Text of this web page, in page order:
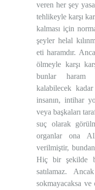
veren her şey
tehlikeyle karşı
kalması için
şeyler helal
eti haramdır.
ölmeyle karşı
bunlar haram
kalabilecek
insanın, intihar
veya başkaları
suç olarak
organlar ona
verilmiştir,
Hiç bir şekilde
satılamaz.
sokmayacaksa ve